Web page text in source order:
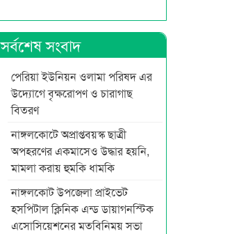
সর্বশেষ সংবাদ
পেরিয়া ইউনিয়ন ওলামা পরিষদ এর
উদ্যোগে বৃক্ষরোপণ ও চারাগাছ
বিতরণ
নাঙ্গলকোটে অপ্রাপ্তবয়স্ক ছাত্রী
অপহরণের একমাসেও উদ্ধার হয়নি,
মামলা করায় হুমকি ধামকি
নাঙ্গলকোট উপজেলা প্রাইভেট
হসপিটাল ক্লিনিক এন্ড ডায়াগনস্টিক
এসোসিয়েশনের মতবিনিময় সভা